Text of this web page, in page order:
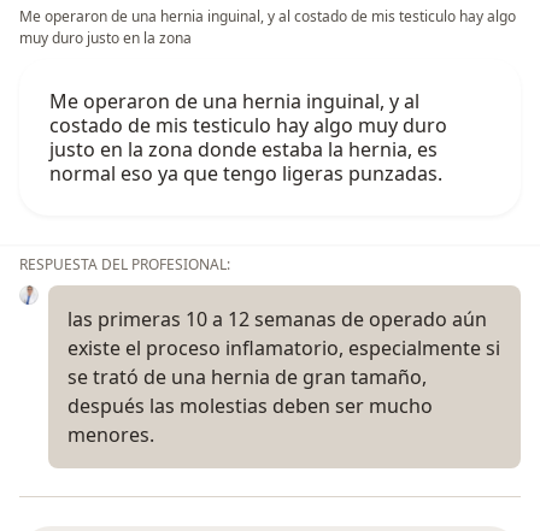
Me operaron de una hernia inguinal, y al costado de mis testiculo hay algo
muy duro justo en la zona
Me operaron de una hernia inguinal, y al
costado de mis testiculo hay algo muy duro
justo en la zona donde estaba la hernia, es
normal eso ya que tengo ligeras punzadas.
RESPUESTA DEL PROFESIONAL:
las primeras 10 a 12 semanas de operado aún
existe el proceso inflamatorio, especialmente si
se trató de una hernia de gran tamaño,
después las molestias deben ser mucho
menores.